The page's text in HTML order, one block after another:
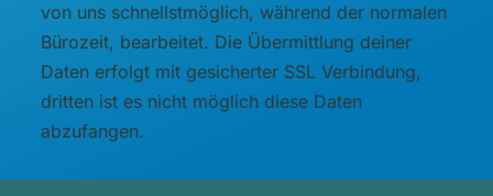
von uns schnellstmöglich, während der normalen
Bürozeit, bearbeitet. Die Übermittlung deiner
Daten erfolgt mit gesicherter SSL Verbindung,
dritten ist es nicht möglich diese Daten
abzufangen.